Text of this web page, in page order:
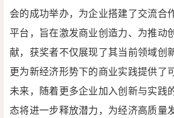
会的成功举办，为企业搭建了交流合
平台，旨在激发商业创造力、为推动
献，获奖者不仅展现了其当前领域创
更为新经济形势下的商业实践提供了
未来，随着更多企业加入创新与实践
态将进一步释放潜力，为经济高质量